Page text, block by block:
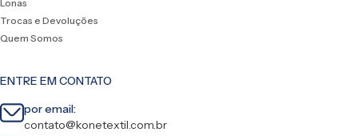
Lonas
Trocas e Devoluções
Quem Somos
ENTRE EM CONTATO
por email:
contato@konetextil.com.br